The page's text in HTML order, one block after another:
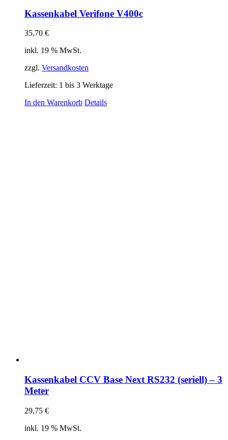
Kassenkabel Verifone V400c
35,70 €
inkl. 19 % MwSt.
zzgl. Versandkosten
Lieferzeit: 1 bis 3 Werktage
In den Warenkorb Details
Kassenkabel CCV Base Next RS232 (seriell) – 3
Meter
29,75 €
inkl. 19 % MwSt.